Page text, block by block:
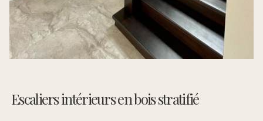
Escaliers intérieurs en bois stratifié